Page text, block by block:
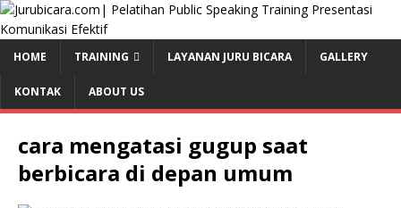
HOME TRAINING LAYANAN JURU BICARA GALLERY
KONTAK ABOUT US
cara mengatasi gugup saat
berbicara di depan umum